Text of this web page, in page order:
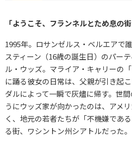
「ようこそ、フランネルとため息の街
1995年。ロサンゼルス・ベルエアで
スティーン（16歳の誕生日）のパー
ル・ウッズ。マライア・キャリーの
に踊る彼女の日常は、父親が引き起
ダルによって一瞬で灰燼に帰す。世
うにウッズ家が向かったのは、アメ
く、地元の若者たちが「不機嫌であ
る街、ワシントン州シアトルだった。